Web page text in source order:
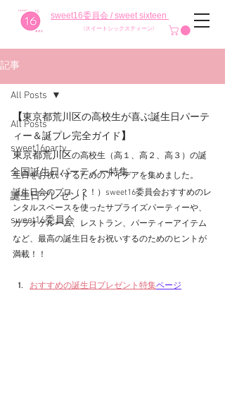
sweet16委員会 / sweet sixteen
(スイートシックスティーン)
記事
All Posts
sweet16party
全国誕生日パーティー特集
誕生日プレゼント
sweet16委員会
All Posts
【東京都荒川区の高校生が喜ぶ誕生日パーテ
ィー＆誕プレ完全ガイド 】
東京都荒川区の高校生（高１、高２、高３）の誕
生日をお祝いするためのアイデアを集めました。
誕生日会のプロ（？！）sweet16委員会おすすめのレ
ンタルスペースを使ったサプライズパーティーや、
カラオケルーム、レストラン、パーティーアイテム
など、最高の誕生日をお祝いするのためのヒントが
満載！！
おすすめの誕生日プレゼント特集ページ